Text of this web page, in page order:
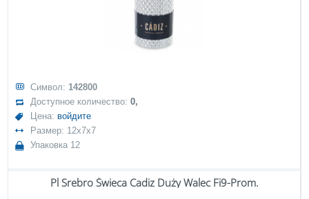
Символ: 142800
Доступное количество:0,
Цена: войдите
Размер: 12x7x7
Упаковка 12
Pl Srebro Świeca Cadiz Duży Walec Fi9-Prom.